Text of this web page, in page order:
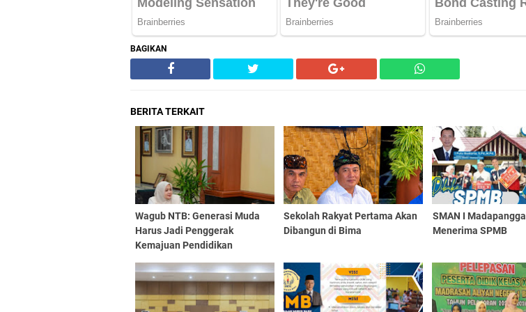
BAGIKAN
BERITA TERKAIT
Wagub NTB: Generasi Muda
Harus Jadi Penggerak
Kemajuan Pendidikan
Sekolah Rakyat Pertama Akan
Dibangun di Bima
SMAN I Madapangga
Menerima SPMB